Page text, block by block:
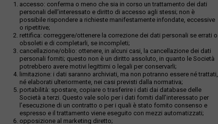
accesso: conferma o meno che sia in corso un trattamento dei dati
personali dell’interessato e diritto di accesso agli stessi; non è
possibile rispondere a richieste manifestamente infondate, eccessive
o ripetitive;
rettifica: correggere/ottenere la correzione dei dati personali se errati o
obsoleti e di completarli, se incompleti;
cancellazione/oblio: ottenere, in alcuni casi, la cancellazione dei dati
personali forniti; questo non è un diritto assoluto, in quanto le Società
potrebbero avere motivi legittimi o legali per conservarli;
limitazione: i dati saranno archiviati, ma non potranno essere né trattati,
né elaborati ulteriormente, nei casi previsti dalla normativa;
portabilità: spostare, copiare o trasferire i dati dai database delle
Società a terzi. Questo vale solo per i dati forniti dall’interessato per
l’esecuzione di un contratto o per i quali è stato fornito consenso e
espresso e il trattamento viene eseguito con mezzi automatizzati;
opposizione al marketing diretto;